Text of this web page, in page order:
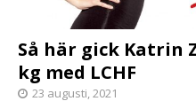
Så här gick Katrin
kg med LCHF
23 augusti, 2021